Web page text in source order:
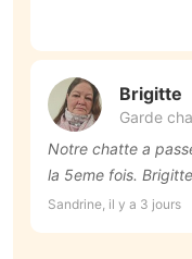
Brigitte
Garde
Notre chatte a
la 5eme fois.
d'habitude. Nous
Sandrine, il y a 3 jours